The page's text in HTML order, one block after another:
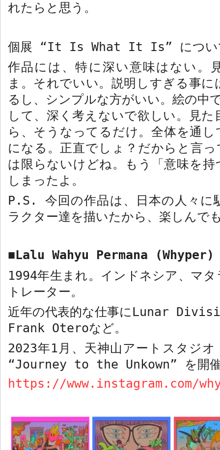
れたらと思う。
個展 “It Is What It Is” につ
作品には、特に深い意味はない。
ま。それでいい。説明しすぎる事
るし、シンプルな方がいい。絵の中
して、深く考えないで欲しい。見
ら、そうなってるだけ。全体を通
になる。正直でしょ？だからと言
は限らないけどね。もう「意味を
しまったよ。
P.S.今回の作品は、日本の人々に
ラクター達を描いたから、楽しんで
■Lalu Wahyu Permana (Whyper)
1994年生まれ。インドネシア、マ
トレーター。
近年の代表的な仕事にLunar
Frank Oteroなど。
2023年1 月、天神山アートスタジ
“Journey to the Unkown”
を開
https://www.instagram.com/